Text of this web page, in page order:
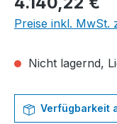
Preise inkl. MwSt.
Nicht lagernd,
Verfügbarkeit